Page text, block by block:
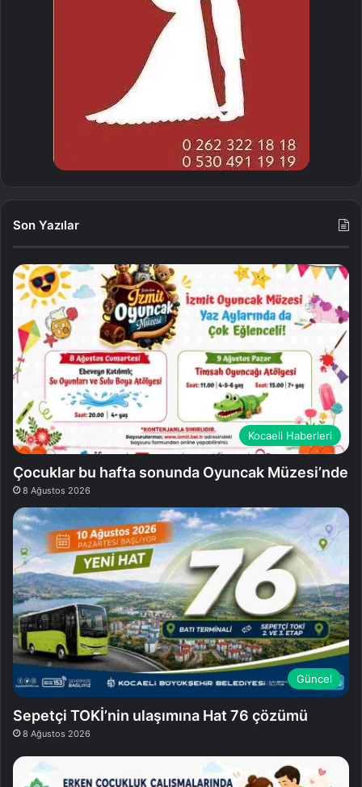
Son Yazılar
Kocaeli Haberleri
Çocuklar bu hafta sonunda Oyuncak Müzesi’nde
8 Ağustos 2026
Güncel
Sepetçi TOKİ’nin ulaşımına Hat 76 çözümü
8 Ağustos 2026